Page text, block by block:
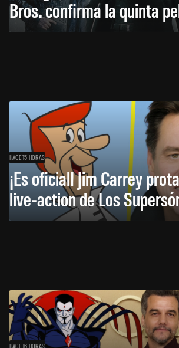
Bros. confirma la quinta
HACE 15 HORAS
¡Es oficial! Jim Carrey
live-action de Los
HACE 16 HORAS